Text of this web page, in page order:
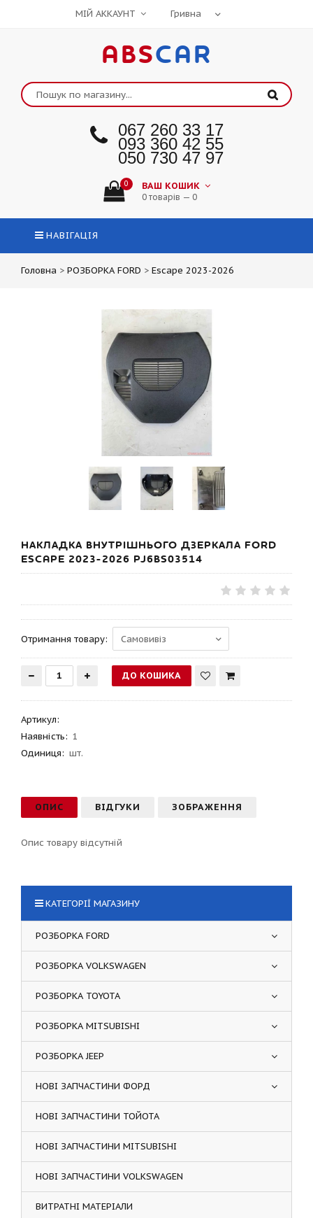
МІЙ АККАУНТ
ABSCAR
067 260 33 17
093 360 42 55
050 730 47 97
0 ВАШ КОШИК
0 товарів — 0
НАВІГАЦІЯ
Головна > РОЗБОРКА FORD > Escape 2023-2026
НАКЛАДКА ВНУТРІШНЬОГО ДЗЕРКАЛА FORD
ESCAPE 2023-2026 PJ6BS03514
Отримання товару:
Артикул:
Наявність: 1
Одиниця: шт.
ОПИС ВІДГУКИ ЗОБРАЖЕННЯ
Опис товару відсутній
КАТЕГОРІЇ МАГАЗИНУ
РОЗБОРКА FORD
РОЗБОРКА VOLKSWAGEN
РОЗБОРКА TOYOTA
РОЗБОРКА MITSUBISHI
РОЗБОРКА JEEP
НОВІ ЗАПЧАСТИНИ ФОРД
НОВІ ЗАПЧАСТИНИ ТОЙОТА
НОВІ ЗАПЧАСТИНИ MITSUBISHI
НОВІ ЗАПЧАСТИНИ VOLKSWAGEN
ВИТРАТНІ МАТЕРІАЛИ